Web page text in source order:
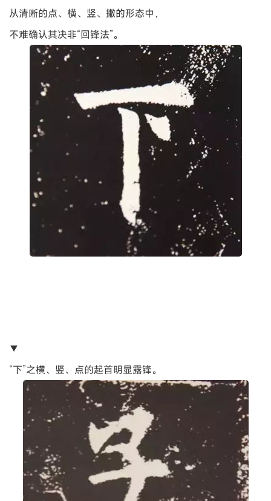
从清晰的点、横、竖、撇的形态中，
不难确认其决非“回锋法”。
▼
“下”之横、竖、点的起首明显露锋。